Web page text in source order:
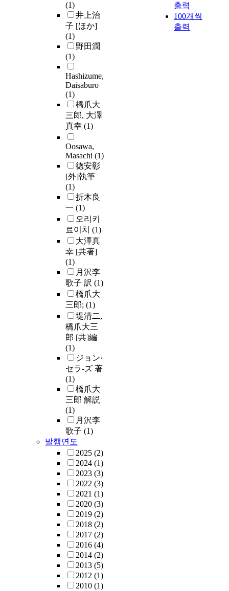
(1)
井上治
子 [ほか]
(1)
野田潤
(1)
Hashizume,
Daisaburo
(1)
橋爪大
三郎, 大澤
真幸 (1)
Oosawa,
Masachi (1)
徳安彰
[外]執筆
(1)
折木良
一 (1)
오리키
료이치 (1)
大澤真
幸 [共著]
(1)
月沢李
歌子 訳 (1)
橋爪大
三郎; (1)
堤清二,
橋爪大三
郎 [共]編
(1)
ジョン·
セラ-ズ 著
(1)
橋爪大
三郎 解説
(1)
月沢李
歌子 (1)
발행연도
2025 (2)
2024 (1)
2023 (3)
2022 (3)
2021 (1)
2020 (3)
2019 (2)
2018 (2)
2017 (2)
2016 (4)
2014 (2)
2013 (5)
2012 (1)
2010 (1)
출력
100개씩
출력